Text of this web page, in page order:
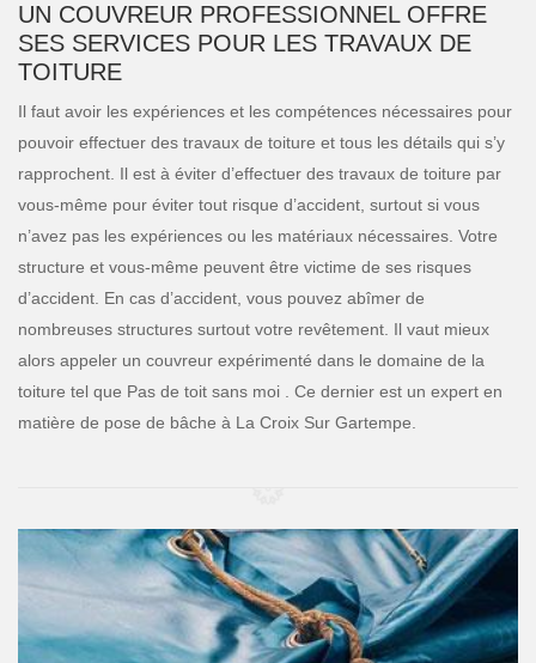
UN COUVREUR PROFESSIONNEL OFFRE
SES SERVICES POUR LES TRAVAUX DE
TOITURE
Il faut avoir les expériences et les compétences nécessaires pour
pouvoir effectuer des travaux de toiture et tous les détails qui s’y
rapprochent. Il est à éviter d’effectuer des travaux de toiture par
vous-même pour éviter tout risque d’accident, surtout si vous
n’avez pas les expériences ou les matériaux nécessaires. Votre
structure et vous-même peuvent être victime de ses risques
d’accident. En cas d’accident, vous pouvez abîmer de
nombreuses structures surtout votre revêtement. Il vaut mieux
alors appeler un couvreur expérimenté dans le domaine de la
toiture tel que Pas de toit sans moi . Ce dernier est un expert en
matière de pose de bâche à La Croix Sur Gartempe.